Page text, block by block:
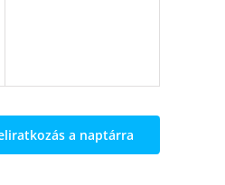
a naptárra